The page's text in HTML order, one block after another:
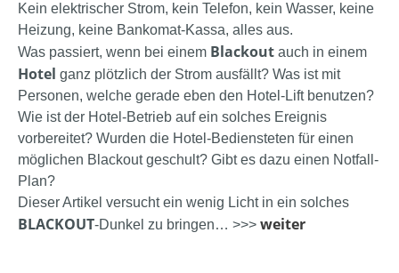
Kein elektrischer Strom, kein Telefon, kein Wasser, keine
Heizung, keine Bankomat-Kassa, alles aus.
Was passiert, wenn bei einem Blackout auch in einem
Hotel ganz plötzlich der Strom ausfällt? Was ist mit
Personen, welche gerade eben den Hotel-Lift benutzen?
Wie ist der Hotel-Betrieb auf ein solches Ereignis
vorbereitet? Wurden die Hotel-Bediensteten für einen
möglichen Blackout geschult? Gibt es dazu einen Notfall-
Plan?
Dieser Artikel versucht ein wenig Licht in ein solches
BLACKOUT-Dunkel zu bringen… >>> weiter